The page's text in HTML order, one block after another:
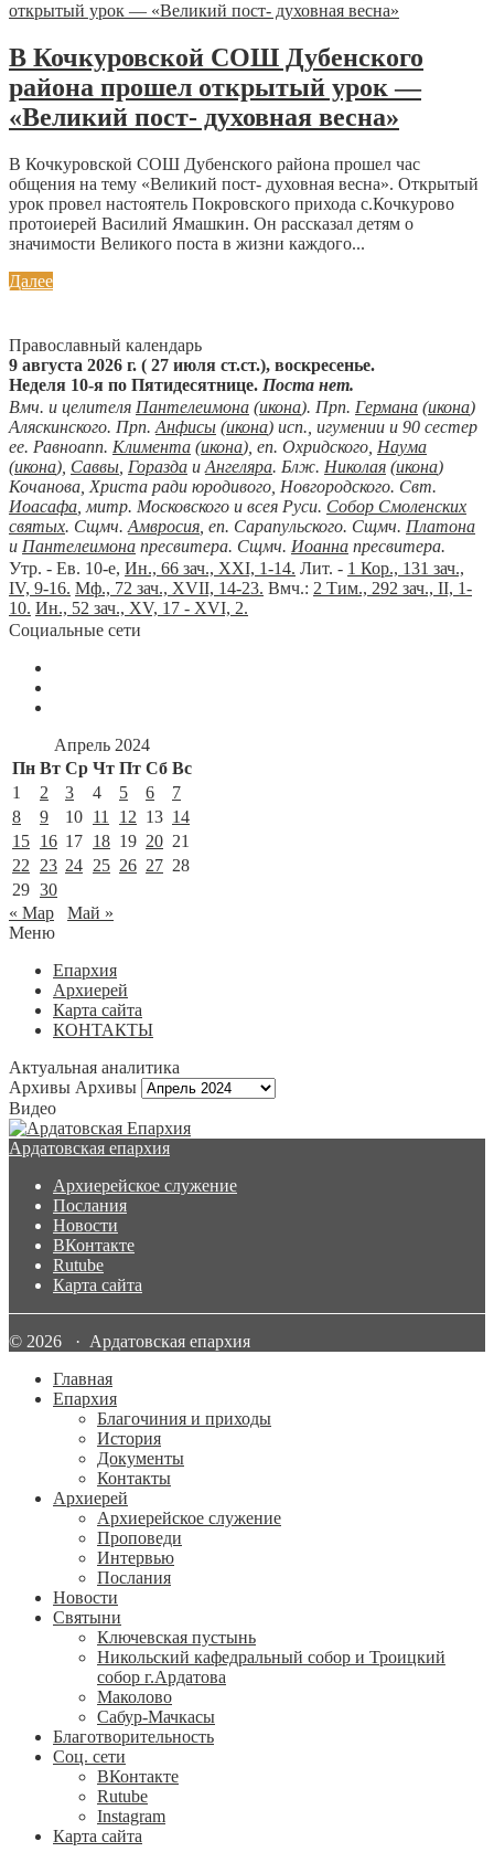
В Кочкуровской СОШ Дубенского
района прошел открытый урок —
«Великий пост- духовная весна»
В Кочкуровской СОШ Дубенского района прошел час
общения на тему «Великий пост- духовная весна». Открытый
урок провел настоятель Покровского прихода с.Кочкурово
протоиерей Василий Ямашкин. Он рассказал детям о
значимости Великого поста в жизни каждого...
Далее
Православный календарь
9 августа 2026 г. ( 27 июля ст.ст.), воскресенье.
Неделя 10-я по Пятидесятнице. Поста нет.
Вмч. и целителя Пантелеимона (икона). Прп. Германа (икона)
Аляскинского. Прп. Анфисы (икона) исп., игумении и 90 сестер
ее. Равноапп. Климента (икона), еп. Охридского, Наума
(икона), Саввы Горазда и Ангеляра. Блж. Николая (икона)
Кочанова, Христа ради юродивого, Новгородского. Свт.
Иоасафа , митр. Московского и всея Руси. Собор Смоленских
святых. Сщмч. Амвросия , еп. Сарапульского. Сщмч. Платона
и Пантелеимона пресвитера. Сщмч. Иоанна пресвитера.
Утр. - Ев. 10-е, Ин., 66 зач., XXI, 1-14. Лит. - 1 Кор., 131 зач.,
IV, 9-16. Мф., 72 зач., XVII, 14-23. Вмч.: 2 Тим., 292 зач., II, 1-
10. Ин., 52 зач., XV, 17 - XVI, 2.
Социальные сети
Апрель 2024
Пн Вт Ср Чт Пт Сб Вс
1
2 3 4 5 6
7
8
9 10 11 12 13 14
15 16 17 18 19 20 21
22
23 24 25 26 27 28
29 30
« Мар
Май »
Меню
Епархия
Архиерей
Карта сайта
КОНТАКТЫ
Актуальная аналитика
Архивы Архивы
Видео
Ардатовская епархия
Архиерейское служение
Послания
Новости
ВКонтакте
Rutube
Карта сайта
© 2026 · Ардатовская епархия
Главная
Епархия
Благочиния и приходы
История
Документы
Контакты
Архиерей
Архиерейское служение
Проповеди
Интервью
Послания
Новости
Святыни
Ключевская пустынь
Никольский кафедральный собор и Троицкий
собор г.Ардатова
Маколово
Сабур-Мачкасы
Благотворительность
Соц. сети
ВКонтакте
Rutube
Instagram
Карта сайта